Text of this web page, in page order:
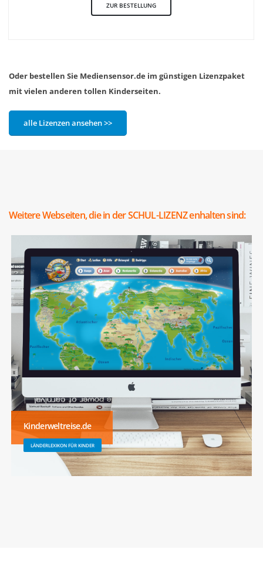
ZUR BESTELLUNG
Oder bestellen Sie Mediensensor.de im günstigen Lizenzpaket
mit vielen anderen tollen Kinderseiten.
alle Lizenzen ansehen >>
Weitere Webseiten, die in der SCHUL-LIZENZ enhalten sind:
Kinderweltreise.de
LÄNDERLEXIKON FÜR KINDER